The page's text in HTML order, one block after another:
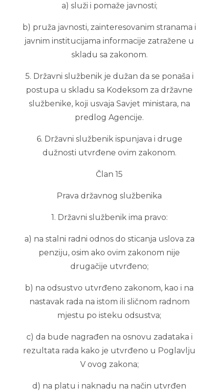
a) služi i pomaže javnosti;
b) pruža javnosti, zainteresovanim stranama i
javnim institucijama informacije zatražene u
skladu sa zakonom.
5. Državni službenik je dužan da se ponaša i
postupa u skladu sa Kodeksom za državne
službenike, koji usvaja Savjet ministara, na
predlog Agencije.
6. Državni službenik ispunjava i druge
dužnosti utvrđene ovim zakonom.
Član 15
Prava državnog službenika
1. Državni službenik ima pravo:
a) na stalni radni odnos do sticanja uslova za
penziju, osim ako ovim zakonom nije
drugačije utvrđeno;
b) na odsustvo utvrđeno zakonom, kao i na
nastavak rada na istom ili sličnom radnom
mjestu po isteku odsustva;
c) da bude nagrađen na osnovu zadataka i
rezultata rada kako je utvrđeno u Poglavlju
V ovog zakona;
d) na platu i naknadu na način utvrđen